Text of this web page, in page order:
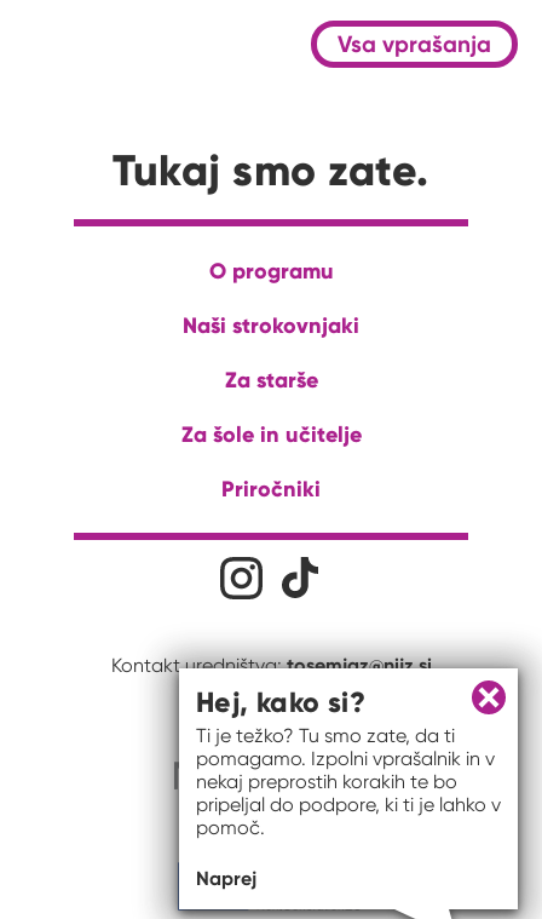
Vsa vprašanja
Tukaj smo zate.
O programu
Naši strokovnjaki
Za starše
Za šole in učitelje
Priročniki
Družabna omrežjaNa naš Instagram profil
Kontakt uredništva:tosemjaz@nijz.si
Zapri
Hej, kako si?
Ti je težko? Tu smo zate, da ti
pomagamo. Izpolni vprašalnik in v
nekaj preprostih korakih te bo
pripeljal do podpore, ki ti je lahko v
pomoč.
Naprej